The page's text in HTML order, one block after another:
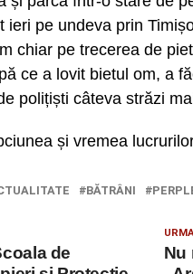
ieri pe undeva prin
chiar pe trecerea de
ce a lovit bietul om, a
polițiști câteva străzi
și vremea
BĂTRÂNI
Nu
de